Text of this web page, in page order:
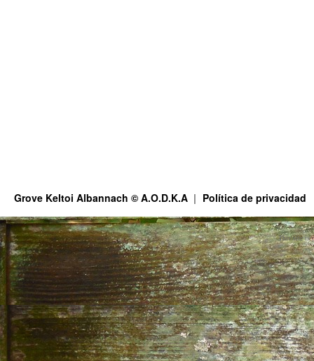
Grove Keltoi Albannach © A.O.D.K.A Política de privacidad
This site is